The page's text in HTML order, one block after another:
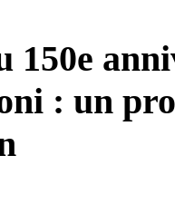
150e
: un